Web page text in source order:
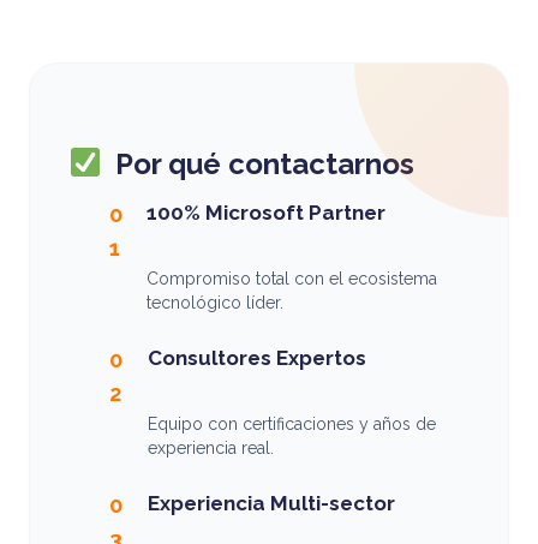
Por qué contactarnos
0
1
100% Microsoft Partner
Compromiso total con el ecosistema
tecnológico líder.
0
2
Consultores Expertos
Equipo con certificaciones y años de
experiencia real.
0
3
Experiencia Multi-sector